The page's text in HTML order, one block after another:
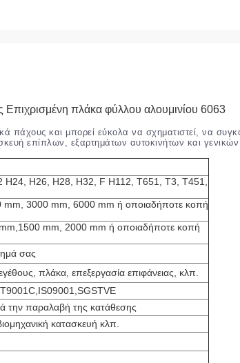
πλάκα φύλλου αλουμινίου 6063
πάχους και μπορεί εύκολα να σχηματιστεί, να
επίπλων, εξαρτημάτων αυτοκινήτων και
H26, H28, H32, F H112, T651, T3, T451,
3000 mm, 6000 mm ή οποιαδήποτε κοπή
mm, 2000 mm ή οποιαδήποτε κοπή
σας
πλάκα, επεξεργασία επιφάνειας, κλπ.
T9001C,IS09001,SGSTVE
την παραλαβή της κατάθεσης
κατασκευή κλπ.